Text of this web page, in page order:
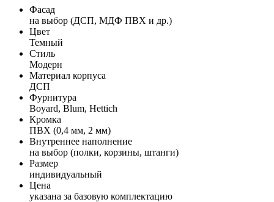
Фасад
на выбор (ДСП, МДФ ПВХ и др.)
Цвет
Темный
Стиль
Модерн
Материал корпуса
ДСП
Фурнитура
Boyard, Blum, Hettich
Кромка
ПВХ (0,4 мм, 2 мм)
Внутреннее наполнение
на выбор (полки, корзины, штанги)
Размер
индивидуальный
Цена
указана за базовую комплектацию